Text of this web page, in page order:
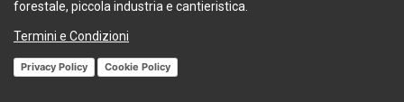
forestale, piccola industria e cantieristica.
Termini e Condizioni
Privacy Policy Cookie Policy